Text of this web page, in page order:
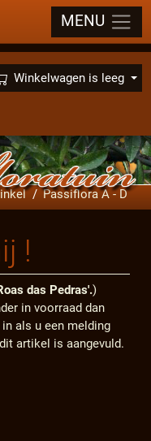
Winkelwagen is leeg
×
MENU
Passiflora A - D
!
das Pedras'.)
in voorraad dan
als u een melding
artikel is aangevuld.